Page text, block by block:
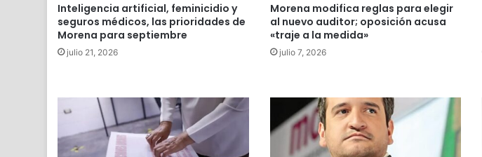
Inteligencia artificial, feminicidio y
seguros médicos, las prioridades de
Morena para septiembre
julio 21, 2026
Morena modifica reglas para elegir
al nuevo auditor; oposición acusa
«traje a la medida»
julio 7, 2026